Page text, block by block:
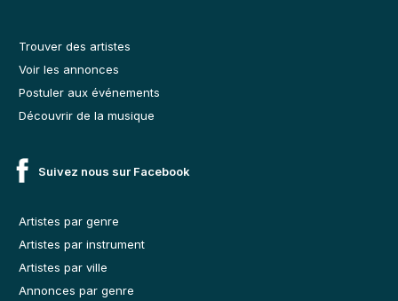
Trouver des artistes
Voir les annonces
Postuler aux événements
Découvrir de la musique
Suivez nous sur Facebook
Artistes par genre
Artistes par instrument
Artistes par ville
Annonces par genre